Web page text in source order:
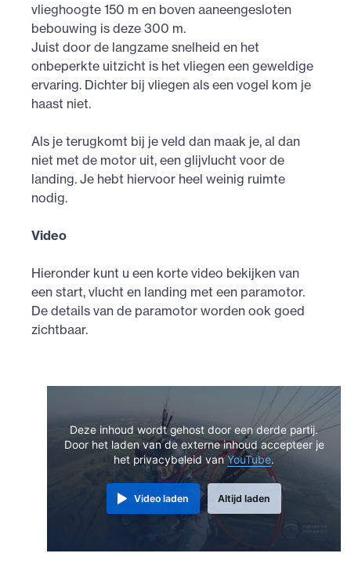
vlieghoogte 150 m en boven aaneengesloten
bebouwing is deze 300 m.
Juist door de langzame snelheid en het
onbeperkte uitzicht is het vliegen een geweldige
ervaring. Dichter bij vliegen als een vogel kom je
haast niet.
Als je terugkomt bij je veld dan maak je, al dan
niet met de motor uit, een glijvlucht voor de
landing. Je hebt hiervoor heel weinig ruimte
nodig.
Video
Hieronder kunt u een korte video bekijken van
een start, vlucht en landing met een paramotor.
De details van de paramotor worden ook goed
zichtbaar.
Deze inhoud wordt gehost door een derde partij.
Door het laden van de externe inhoud accepteer je
het privacybeleid vanYouTube.
Video laden Altijd laden